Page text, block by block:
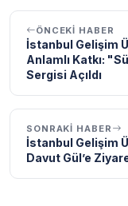
ÖNCEKI HABER
İstanbul Gelişim
Anlamlı Katkı:
Sergisi Açıldı
SONRAKI HABER
İstanbul Gelişim
Davut Gül’e